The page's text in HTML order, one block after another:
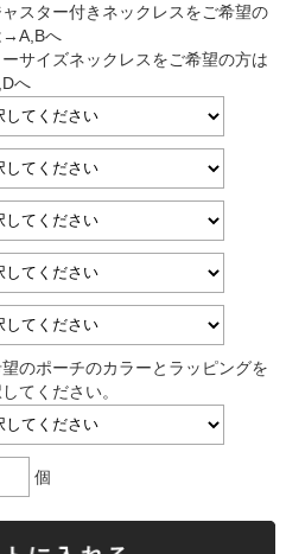
ャスター付きネックレスをご希望の
→A,Bへ
ーサイズネックレスをご希望の方は
へ
望のポーチのカラーとラッピングを
てください。
個